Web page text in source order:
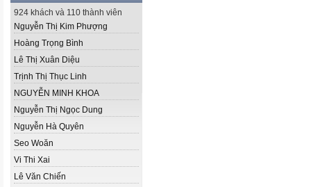
924 khách và 110 thành viên
Nguyễn Thị Kim Phượng
Hoàng Trọng Bình
Lê Thị Xuân Diệu
Trịnh Thị Thục Linh
NGUYỄN MINH KHOA
Nguyễn Thị Ngọc Dung
Nguyễn Hà Quyên
Seo Woăn
Vi Thi Xai
Lê Văn Chiến